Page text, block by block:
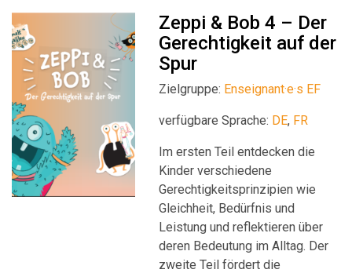
Zeppi & Bob 4 – Der
Gerechtigkeit auf der
Spur
Zielgruppe: Enseignant·e·s EF
verfügbare Sprache: DE, FR
Im ersten Teil entdecken die
Kinder verschiedene
Gerechtigkeitsprinzipien wie
Gleichheit, Bedürfnis und
Leistung und reflektieren über
deren Bedeutung im Alltag. Der
zweite Teil fördert die